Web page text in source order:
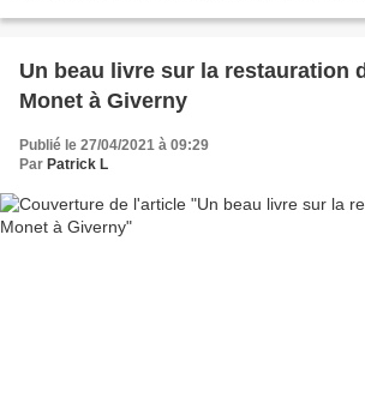
Un beau livre sur la restauration
Monet à Giverny
Publié le 27/04/2021 à 09:29
Par Patrick L